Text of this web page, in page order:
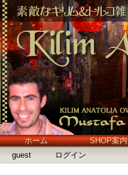
ホーム SHOP案内
guest
ログイン